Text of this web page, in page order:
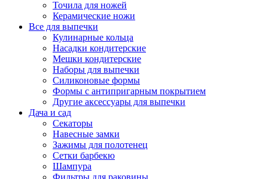
Точила для ножей
Керамические ножи
Все для выпечки
Кулинарные кольца
Насадки кондитерские
Мешки кондитерские
Наборы для выпечки
Силиконовые формы
Формы с антипригарным покрытием
Другие аксессуары для выпечки
Дача и сад
Секаторы
Навесные замки
Зажимы для полотенец
Сетки барбекю
Шампура
Фильтры для раковины